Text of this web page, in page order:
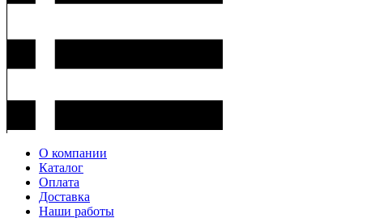
О компании
Каталог
Оплата
Доставка
Наши работы